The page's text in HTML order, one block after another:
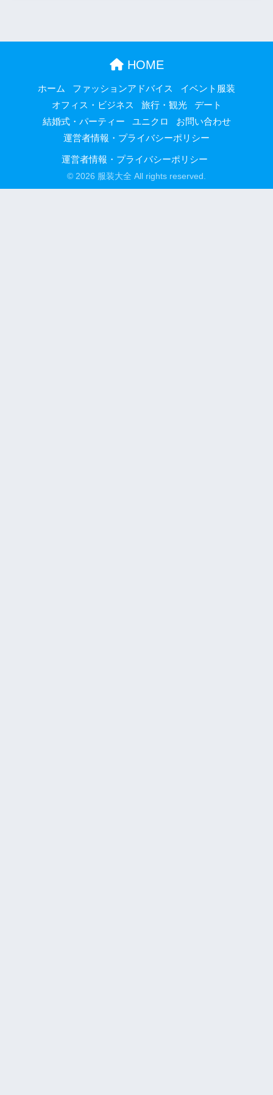
HOME
ホーム ファッションアドバイス
イベント服装
オフィス・ビジネス
旅行・観光
デート
結婚式・パーティー
ユニクロ
お問い合わせ
運営者情報・プライバシーポリシー
運営者情報・プライバシーポリシー
© 2026 服装大全 All rights reserved.